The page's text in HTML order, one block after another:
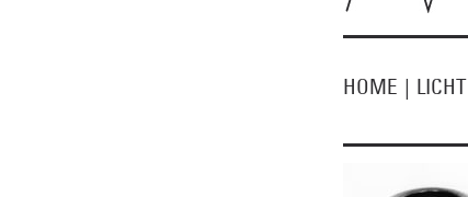
HOME | LICHT